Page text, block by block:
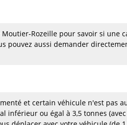
Rozeille pour savoir si une
pouvez aussi demander
et certain véhicule n'est pas
ou égal à 3,5 tonnes